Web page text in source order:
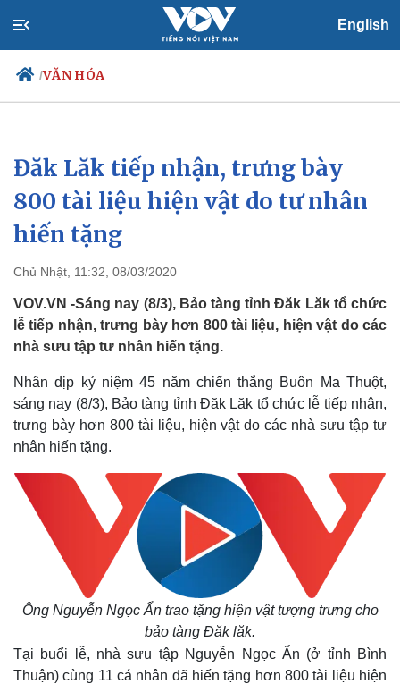
English
/VĂN HÓA
Chính trị
Đảng
Tổ chức nhân sự
Quốc hội
Nhận diện sự thật
Xã hội
Tin 24h
Dự báo thời tiết
Đăk Lăk tiếp nhận, trưng bày
800 tài liệu hiện vật do tư nhân
hiến tặng
Chủ Nhật, 11:32, 08/03/2020
VOV.VN -Sáng nay (8/3), Bảo tàng tỉnh Đăk Lăk tổ chức
lễ tiếp nhận, trưng bày hơn 800 tài liệu, hiện vật do các
nhà sưu tập tư nhân hiến tặng.
Nhân dịp kỷ niệm 45 năm chiến thắng Buôn Ma Thuột,
sáng nay (8/3), Bảo tàng tỉnh Đăk Lăk tổ chức lễ tiếp nhận,
trưng bày hơn 800 tài liệu, hiện vật do các nhà sưu tập tư
nhân hiến tặng.
Ông Nguyễn Ngọc Ẩn trao tặng hiện vật tượng trưng cho
bảo tàng Đăk lăk.
Tại buổi lễ, nhà sưu tập Nguyễn Ngọc Ẩn (ở tỉnh Bình
Thuận) cùng 11 cá nhân đã hiến tặng hơn 800 tài liệu hiện